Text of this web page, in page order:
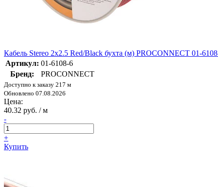
Кабель Stereo 2х2.5 Red/Black бухта (м) PROCONNECT 01-
Артикул: 01-6108-6
Бренд:
PROCONNECT
Доступно к заказу 217 м
Обновлено 07.08.2026
Цена:
40.32 руб. / м
-
+
Купить